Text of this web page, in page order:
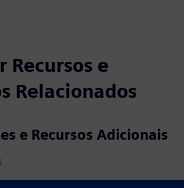
Recursos e
Relacionados
e Recursos Adicionais